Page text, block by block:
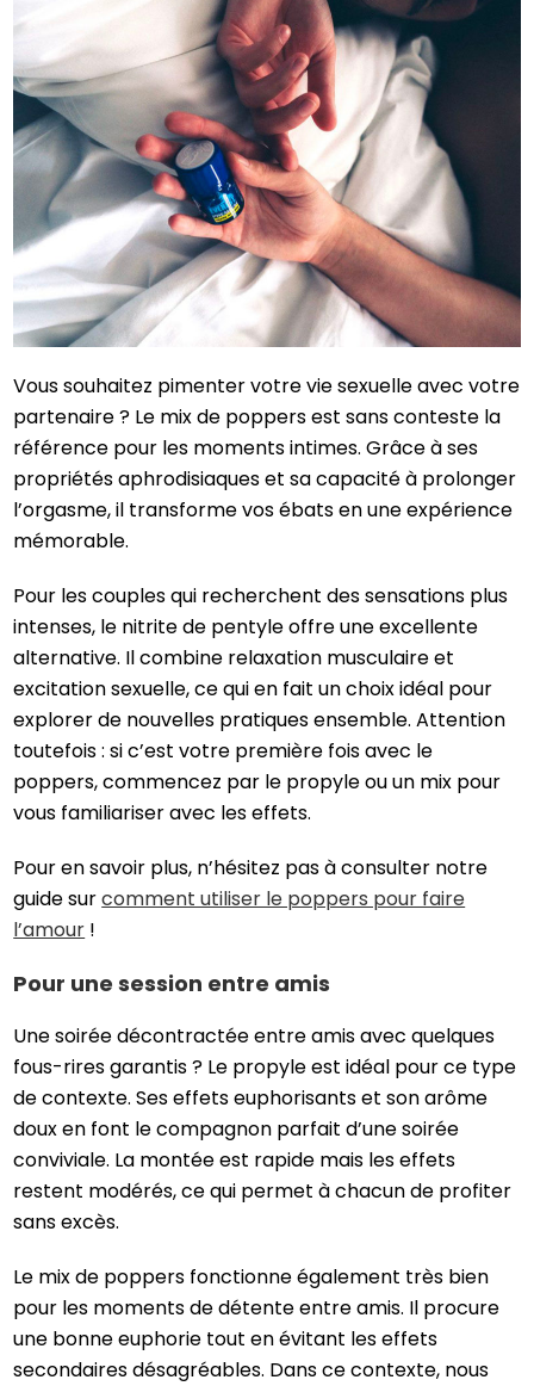
Vous souhaitez pimenter votre vie sexuelle avec votre
partenaire ? Le mix de poppers est sans conteste la
référence pour les moments intimes. Grâce à ses
propriétés aphrodisiaques et sa capacité à prolonger
l’orgasme, il transforme vos ébats en une expérience
mémorable.
Pour les couples qui recherchent des sensations plus
intenses, le nitrite de pentyle offre une excellente
alternative. Il combine relaxation musculaire et
excitation sexuelle, ce qui en fait un choix idéal pour
explorer de nouvelles pratiques ensemble. Attention
toutefois : si c’est votre première fois avec le
poppers, commencez par le propyle ou un mix pour
vous familiariser avec les effets.
Pour en savoir plus, n’hésitez pas à consulter notre
guide surcomment utiliser le poppers pour faire
l’amour !
Pour une session entre amis
Une soirée décontractée entre amis avec quelques
fous-rires garantis ? Le propyle est idéal pour ce type
de contexte. Ses effets euphorisants et son arôme
doux en font le compagnon parfait d’une soirée
conviviale. La montée est rapide mais les effets
restent modérés, ce qui permet à chacun de profiter
sans excès.
Le mix de poppers fonctionne également très bien
pour les moments de détente entre amis. Il procure
une bonne euphorie tout en évitant les effets
secondaires désagréables. Dans ce contexte, nous